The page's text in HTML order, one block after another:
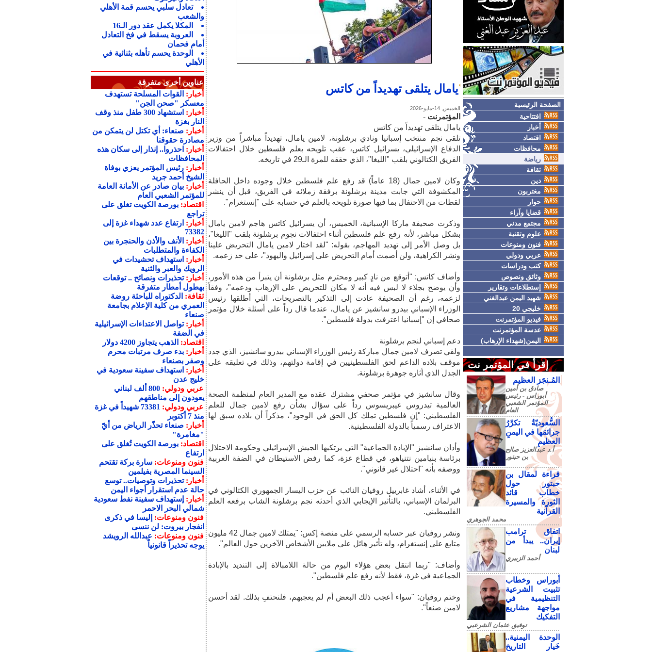
الصفحة الرئيسية
افتتاحية
أخبار
اقتصاد
محافظات
رياضة
ثقافة
دين
مغتربون
حوار
قضايا وآراء
مجتمع مدني
علوم وتقنية
فنون ومنوعات
عربي ودولي
كتب ودراسات
وثائق ونصوص
إستطلاعات وتقارير
شهيد اليمن عبدالغني
خليجي 20
فيديو المؤتمرنت
عدسة المؤتمرنت
اليمن(شهداء الإرهاب)
إقرأ في المؤتمر نت
المُـنجَز العظيم
صادق‮ ‬بن‮ ‬أمين‮
‬أبوراس - رئيس‮
‬المؤتمر‮ ‬الشعبي‮
‬العام
السُّعوديّةُ تكرِّرُ
جرائمَها في اليمنِ
العظيمِ
أ.د عبدالعزيز صالح
بن حبتور
قراءة لمقال بن
حبتور حول
خطاب قائد
الثورة والمسيرة
القرآنية
محمد الجوهري
اتفاق ترامب
إيران.. يبدأ من
لبنان
أحمد الزبيري
أبوراس وخطاب
تثبيت الشرعية
التنظيمية في
مواجهة مشاريع
التفكيك
توفيق عثمان الشرعبي
الوحدة اليمنية..
خَيار التاريخ
يامال يتلقى تهديداً من كاتس
الخميس, 14-مايو-2026
المؤتمرنت -
يامال يتلقى تهديداً من كاتس
تلقى نجم منتخب إسبانيا ونادي برشلونة، لامين يامال، تهديداً مباشراً من وزير
الدفاع الإسرائيلي، يسرائيل كاتس، عقب تلويحه بعلم فلسطين خلال احتفالات
الفريق الكتالوني بلقب "الليغا"، الذي حققه للمرة الـ29 في تاريخه.
وكان لامين جمال (18 عاماً) قد رفع علم فلسطين خلال وجوده داخل الحافلة
المكشوفة التي جابت مدينة برشلونة برفقة زملائه في الفريق، قبل أن ينشر
لقطات من الاحتفال بما فيها صورة تلويحه بالعلم في حسابه على "إنستغرام".
وذكرت صحيفة ماركا الإسبانية، الخميس، أن يسرائيل كاتس هاجم لامين يامال
بشكل مباشر، لأنه رفع علم فلسطين أثناء احتفالات نجوم برشلونة بلقب "الليغا"،
بل وصل الأمر إلى تهديد المهاجم، بقوله: "لقد اختار لامين يامال التحريض علينا
ونشر الكراهية، ولن أصمت أمام التحريض على إسرائيل واليهود"، على حد زعمه.
وأضاف كاتس: "أتوقع من نادٍ كبير ومحترم مثل برشلونة أن يتبرأ من هذه الأمور،
وأن يوضح بجلاء لا لبس فيه أنه لا مكان للتحريض على الإرهاب ودعمه"، وفقاً
لزعمه، رغم أن الصحيفة عادت إلى التذكير بالتصريحات، التي أطلقها رئيس
الوزراء الإسباني بيدرو سانشيز عن يامال، عندما قال رداً على أسئلة خلال مؤتمر
صحافي إن "إسبانيا اعترفت بدولة فلسطين".
دعم إسباني لنجم برشلونة
ولقي تصرف لامين جمال مباركة رئيس الوزراء الإسباني بيدرو سانشيز، الذي جدد
موقف بلاده الداعم لحق الفلسطينيين في إقامة دولتهم، وذلك في تعليقه على
الجدل الذي أثاره جوهرة برشلونة.
وقال سانشيز في مؤتمر صحفي مشترك عقده مع المدير العام لمنظمة الصحة
العالمية تيدروس غيبريسوس رداً على سؤال بشأن رفع لامين جمال للعلم
الفلسطيني: "إن فلسطين تملك كل الحق في الوجود"، مذكراً أن بلاده سبق لها
الاعتراف رسمياً بالدولة الفلسطينية.
وأدان سانشيز "الإبادة الجماعية" التي يرتكبها الجيش الإسرائيلي وحكومة الاحتلال
برئاسة بنيامين نتنياهو، في قطاع غزة، كما رفض الاستيطان في الضفة الغربية
ووصفه بأنه "احتلال غير قانوني".
في الأثناء، أشاد غابرييل روفيان النائب عن حزب اليسار الجمهوري الكتالوني في
البرلمان الإسباني، بالتأثير الإيجابي الذي أحدثه نجم برشلونة الشاب برفعه العلم
الفلسطيني.
ونشر روفيان عبر حسابه الرسمي على منصة إكس: "يمتلك لامين جمال 42 مليون
متابع على إنستغرام، وله تأثير هائل على ملايين الأشخاص الآخرين حول العالم".
وأضاف: "ربما انتقل بعض هؤلاء اليوم من حالة اللامبالاة إلى التنديد بالإبادة
الجماعية في غزة، فقط لأنه رفع علم فلسطين".
وختم روفيان: "سواء أعجب ذلك البعض أم لم يعجبهم، فلنحتفِ بذلك. لقد أحسن
لامين صنعاً".
تعادل سلبي يحسم قمة الأهلي
والشعب
المكلا يكمل عقد دور الـ16
العروبة يسقط في فخ التعادل
أمام فحمان
الوحدة يحسم تأهله بثنائية في
الأهلي
عناوين أخرى متفرقة
أخبار: القوات المسلحة تستهدف
معسكر "صحن الجن"
أخبار:
استشهاد 300 طفل منذ وقف
النار بغزة
أخبار: صنعاء: أي تكتل لن يتمكن من
مصادرة حقوقنا
أخبار: احذروا.. إنذار إلى سكان هذه
المحافظات
أخبار:رئيس المؤتمر يعزي بوفاة
الشيخ أحمد جريد
أخبار:بيان صادر عن الأمانة العامة
للمؤتمر الشعبي العام
اقتصاد:بورصة الكويت تغلق على
تراجع
أخبار: ارتفاع عدد شهداء غزة إلى
73382
أخبار: الأنف والأذن والحنجرة بين
الكفاءة والمتطلبات
أخبار: استهداف تحشيدات في
الرويك والعبر والثنية
أخبار:تحذيرات ونصائح .. توقعات
بهطول أمطار متفرقة
ثقافة: الدكتوراه للباحثة روضة
العمري من كلية الإعلام بجامعة
صنعاء
أخبار:تواصل الاعتداءات الإسرائيلية
في الضفة
اقتصاد: الذهب يتجاوز 4200 دولار
أخبار:بدء صرف مرتبات محرم
وصفر بصنعاء
أخبار: استهداف سفينة سعودية في
خليج عدن
عربي ودولي:
800 ألف لبناني
يعودون إلى مناطقهم
عربي ودولي:
73381 شهيداً في غزة
منذ 7 أكتوبر
أخبار: صنعاء تحذّر الرياض من أيّ
"مغامرة"
اقتصاد:بورصة الكويت تُغلق على
ارتفاع
فنون ومنوعات:سارة بركة تقتحم
السينما المصرية بفيلمين
أخبار:تحذيرات وتوصيات.. توسع
حالة عدم استقرار أجواء اليمن
أخبار: إستهداف سفينة نفط سعودية
شمالي البحر الاحمر
فنون ومنوعات: إليسا في ذكرى
انفجار بيروت: لن ننسى
فنون ومنوعات: عبدالله الرويشد
يوجه تحذيراً قانونياً